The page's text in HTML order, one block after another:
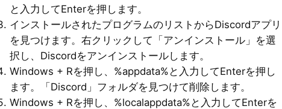
と入力してEnterを押します。
インストールされたプログラムのリストからDiscordアプリ
を見つけます。右クリックして「アンインストール」を選
択し、Discordをアンインストールします。
Windows + Rを押し、%appdata%と入力してEnterを押し
ます。「Discord」フォルダを見つけて削除します。
Windows + Rを押し、%localappdata%と入力してEnterを